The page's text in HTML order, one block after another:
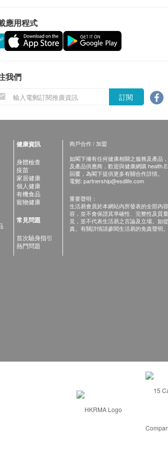
應用程式
我們
訂閱
健康資訊
身體檢查
疫苗
家居健康
個人健康
有機食品
寵物健康
常見問題
首次驗身指引
熱門問題
商戶合作 / 加盟
如閣下擁有任何健康相關之服務及產品
及產品供應商，歡迎與健康網購
回覆，為閣下提供更多有關合作詳情。
電郵: partnership@esdlife.com
重要聲明：
生活易會員於本網站內所發表的全部內
容，並不會保證其準確性、完整性及質
見，並不代表生活易之言論及立場。如
責。有關詳情請參閱生活易的免責聲明。